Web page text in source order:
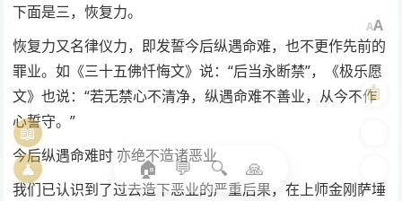
下面是三，恢复力。
恢复力又名律仪力，即发誓今后纵遇命难，也不更作先前的
罪业。如《三十五佛忏悔文》说：“后当永断禁”，《极乐愿
文》也说：“若无禁心不清净，纵遇命难不善业，从今不作
心誓守。”
今后纵遇命难时 亦绝不造诸恶业
我们已认识到了过去造下恶业的严重后果，在上师金刚萨埵
🏠 💬 🔍 🙏
AA
📖
🧘
🤖